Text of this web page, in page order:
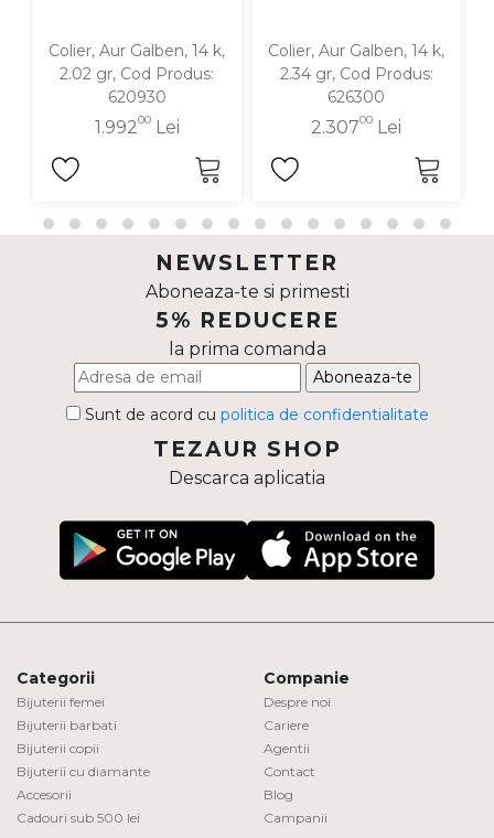
Colier, Aur Galben, 14 k,
2.02 gr, Cod Produs:
620930
1.99200Lei
Colier, Aur Galben, 14 k,
2.34 gr, Cod Produs:
626300
2.30700 Lei
NEWSLETTER
Aboneaza-te si primesti
5% REDUCERE
la prima comanda
Aboneaza-te
Sunt de acord cu politica de confidentialitate
TEZAUR SHOP
Descarca aplicatia
Categorii
Bijuterii femei
Bijuterii barbati
Bijuterii copii
Bijuterii cu diamante
Accesorii
Cadouri sub 500 lei
Companie
Despre noi
Cariere
Agentii
Contact
Blog
Campanii